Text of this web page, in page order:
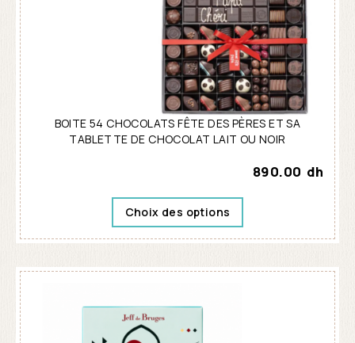
BOITE 54 CHOCOLATS FÊTE DES PÈRES ET SA
TABLETTE DE CHOCOLAT LAIT OU NOIR
890.00 dh
Choix des options